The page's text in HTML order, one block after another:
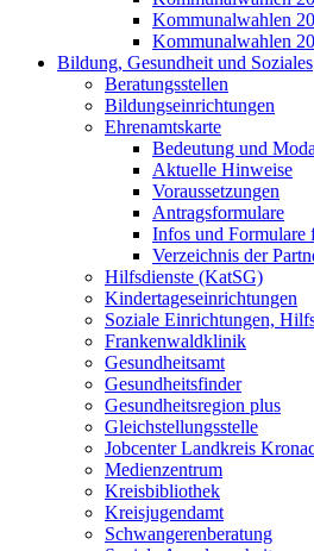
Kommunalwahlen
Kommunalwahlen
Bildung, Gesundheit und Soziales
Beratungsstellen
Bildungseinrichtungen
Ehrenamtskarte
Bedeutung und
Aktuelle Hinweise
Voraussetzungen
Antragsformulare
Infos und Formulare
Verzeichnis der
Hilfsdienste (KatSG)
Kindertageseinrichtungen
Soziale Einrichtungen,
Frankenwaldklinik
Gesundheitsamt
Gesundheitsfinder
Gesundheitsregion plus
Gleichstellungsstelle
Jobcenter Landkreis
Medienzentrum
Kreisbibliothek
Kreisjugendamt
Schwangerenberatung